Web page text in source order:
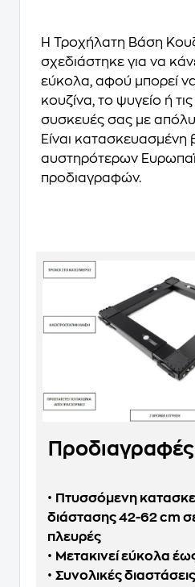
H Τροχήλατη Βάση
σχεδιάστηκε για να
εύκολα, αφού μπορεί να
κουζίνα, το ψυγείο ή
συσκευές σας με
Eίναι κατασκευασμένη
αυστηρότερων
προδιαγραφών.
• Πτυσσόμενη
διάστασης 42-62 cm
πλευρές
• Μετακινεί εύκολα
• Συνολικές